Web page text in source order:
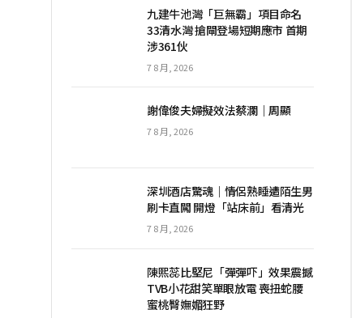
九建牛池灣「巨無霸」項目命名
33清水灣 搶閘登場短期應市 首期
涉361伙
7 8 月, 2026
謝偉俊夫婦擬效法蔡瀾｜周顯
7 8 月, 2026
深圳酒店驚魂｜情侶熟睡遭陌生男
刷卡直闖 開燈「站床前」看清光
7 8 月, 2026
陳熙蕊比堅尼「彈彈吓」效果震撼
TVB小花甜笑單眼放電 喪扭蛇腰
蜜桃臀嫵媚狂野